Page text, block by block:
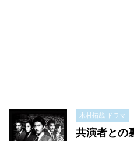
木村拓哉 ドラマ
共演者との